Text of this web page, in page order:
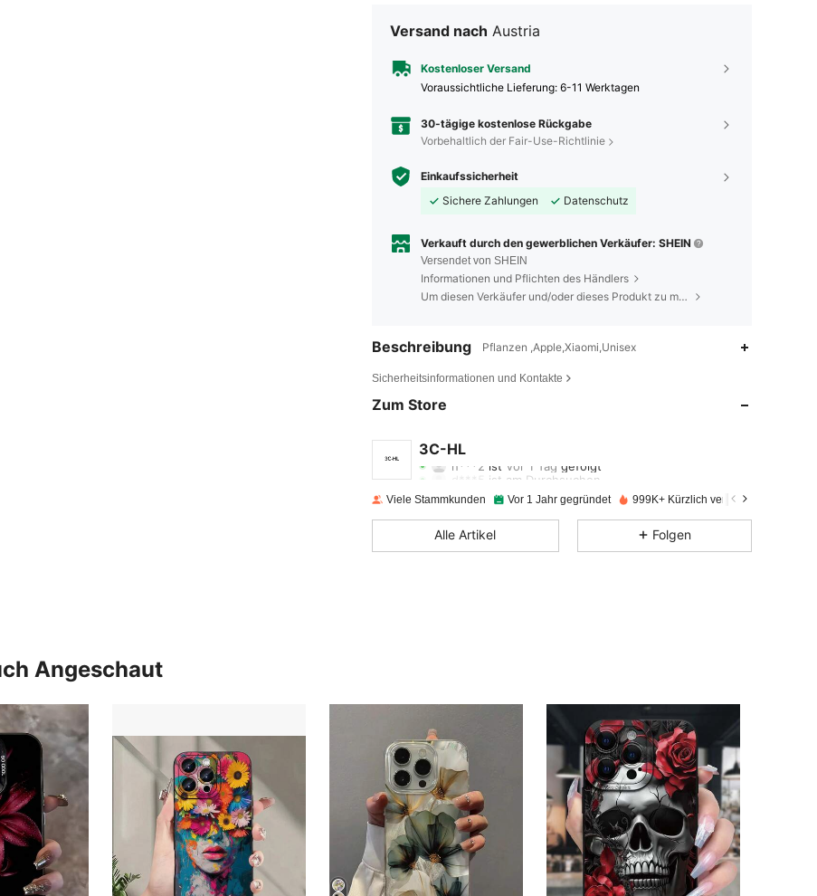
Versand nach Austria
Kostenloser Versand
Voraussichtliche Lieferung: 6-11 Werktagen
30-tägige kostenlose Rückgabe
Vorbehaltlich der Fair-Use-Richtlinie
Einkaufssicherheit
Sichere Zahlungen
Datenschutz
Verkauft durch den gewerblichen Verkäufer: SHEIN
Versendet von SHEIN
Informationen und Pflichten des Händlers
Um diesen Verkäufer und/oder dieses Produkt zu melden
Beschreibung Pflanzen ,Apple,Xiaomi,Unisex
Sicherheitsinformationen und Kontakte
Zum Store
3C-HL
4,89 1K
d***5 ist am Durchsuchen
4,89
4,89 1K 60K
4,89 60K
4,89 60K
4,89 60K
Viele Stammkunden Vor 1 Jahr gegründet 999K+ Kürzlich verkauft
Alle Artikel Folgen
Angeschaut